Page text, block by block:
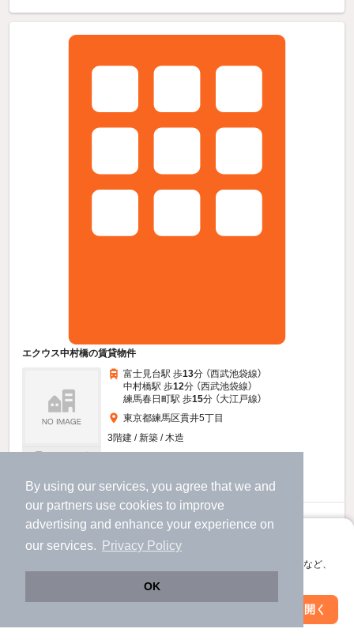
By using our services, you agree that we and
our partners use cookies to improve
advertising and enhance your experience on
our services.
Privacy Policy
OK
アプリに切り替えて、サクサクお部屋探し
会員登録なしですぐ使える。マップ検索やお気に入り保存など、
アプリを開く
エクウス中村橋の賃貸物件
富士見台駅 歩13分 （西武池袋線）
中村橋駅 歩12分 （西武池袋線）
練馬春日町駅 歩15分 （大江戸線）
東京都練馬区貫井5丁目
3階建 / 新築 / 木造
駐車場あり 宅配ボックス
10.3万円
（管理費20,000円）
1階 / 1LDK / 30.08㎡
絞り込み条件を変更